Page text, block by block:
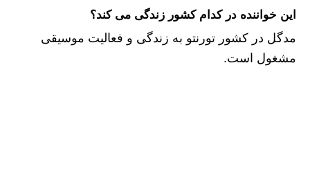
این خواننده در کدام کشور زندگی می کند؟
مدگل در کشور تورنتو به زندگی و فعالیت موسیقی
مشغول است.